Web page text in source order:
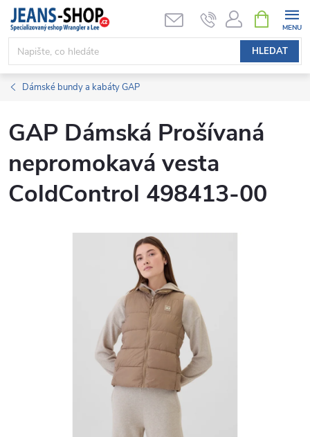
Přejít
obsah
HLEDAT
NÁKUPNÍ
KOŠÍK
Dámské bundy a kabáty GAP
GAP Dámská Prošívaná
nepromokavá vesta
ColdControl 498413-00